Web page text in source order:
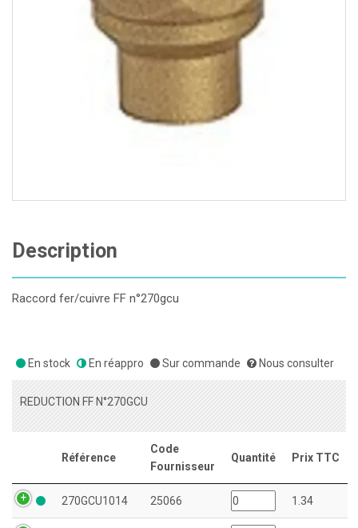
Description
Raccord fer/cuivre FF n°270gcu
En stock En réappro Sur commande Nous consulter
REDUCTION FF N°270GCU
Référence
Code
Fournisseur
Quantité Prix TTC
270GCU1014 25066 1.34